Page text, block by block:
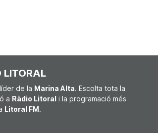
LITORAL
líder de la Marina Alta. Escolta tota la
a Ràdio Litoral i la programació més
Litoral FM.